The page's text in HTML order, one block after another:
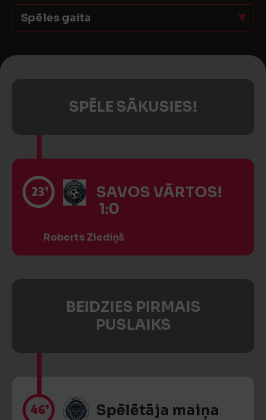
Spēles gaita
SPĒLE SĀKUSIES!
23’
SAVOS VĀRTOS!
1:0
Roberts Ziediņš
BEIDZIES PIRMAIS
PUSLAIKS
46’ Spēlētāja maiņa